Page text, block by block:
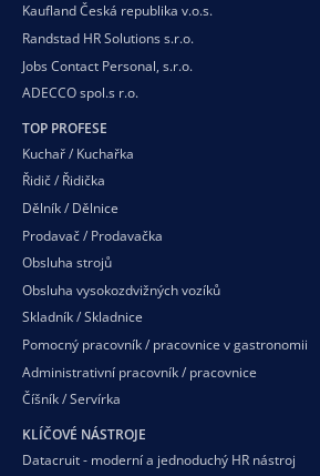
Kaufland Česká republika v.o.s.
Randstad HR Solutions s.r.o.
Jobs Contact Personal, s.r.o.
ADECCO spol.s r.o.
TOP PROFESE
Kuchař / Kuchařka
Řidič / Řidička
Dělník / Dělnice
Prodavač / Prodavačka
Obsluha strojů
Obsluha vysokozdvižných vozíků
Skladník / Skladnice
Pomocný pracovník / pracovnice v gastronomii
Administrativní pracovník / pracovnice
Číšník / Servírka
KLÍČOVÉ NÁSTROJE
Datacruit - moderní a jednoduchý HR nástroj